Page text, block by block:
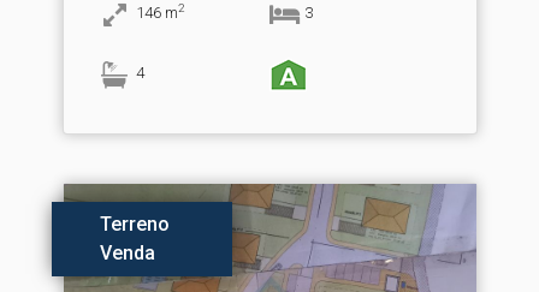
146 m2 3
4
Terreno
Venda